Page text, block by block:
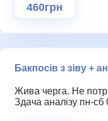
460грн
Бакпосів з зіву +
Жива черга. Не
Здача аналізу пн-